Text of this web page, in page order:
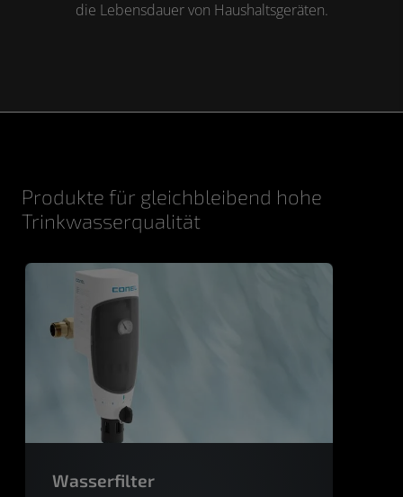
die Lebensdauer von Haushaltsgeräten.
Produkte für gleichbleibend hohe
Trinkwasserqualität
Wasserfilter